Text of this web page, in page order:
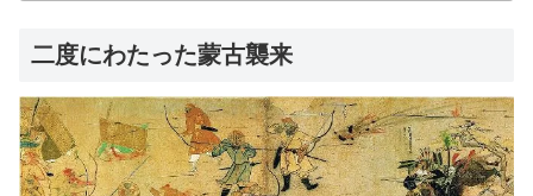
二度にわたった蒙古襲来